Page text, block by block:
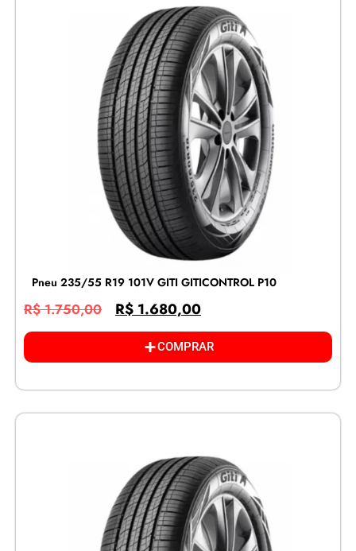
Pneu 235/55 R19 101V GITI GITICONTROL P10
R$1.750,00 R$ 1.680,00
COMPRAR